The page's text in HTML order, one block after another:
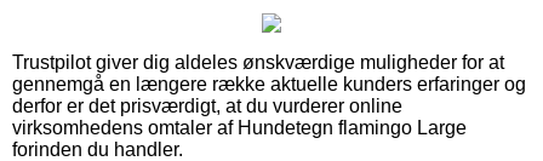
Trustpilot giver dig aldeles ønskværdige muligheder for at
gennemgå en længere række aktuelle kunders erfaringer og
derfor er det prisværdigt, at du vurderer online
virksomhedens omtaler af Hundetegn flamingo Large
forinden du handler.